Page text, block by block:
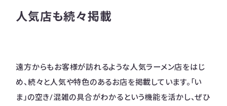
人気店も続々掲載
遠方からもお客様が訪れるような人気ラーメン店をはじ
め、続々と人気や特色のあるお店を掲載しています。「い
ま」の空き/混雑の具合がわかるという機能を活かし、ぜひ